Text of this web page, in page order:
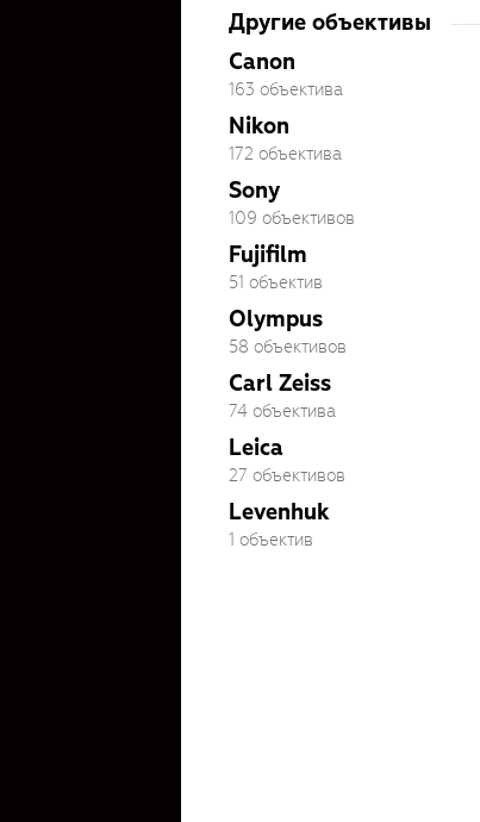
Другие объективы
Canon
163 объектива
Nikon
172 объектива
Sony
109 объективов
Fujifilm
51 объектив
Olympus
58 объективов
Carl Zeiss
74 объектива
Leica
27 объективов
Levenhuk
1 объектив